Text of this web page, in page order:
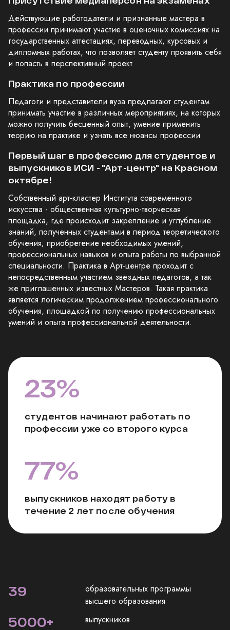
23%
студентов начинают работать по
профессии уже со второго курса
77%
выпускников находят работу в
течение 2 лет после обучения
Действующие работодатели и признанные мастера в
профессии принимают участие в оценочных комиссиях на
государственных аттестациях, переводных, курсовых и
дипломных работах, что позволяет студенту проявить себя
и попасть в перспективный проект
Практика по профессии
Педагоги и представители вуза предлагают студентам
принимать участие в различных мероприятиях, на которых
можно получить бесценный опыт, умение применить
теорию на практике и узнать все нюансы профессии
Первый шаг в профессию для студентов и
выпускников ИСИ - "Арт-центр" на Красном
октябре!
Собственный арт-кластер Института современного
искусства - общественная культурно-творческая
площадка, где происходит закрепление и углубление
знаний, полученных студентами в период теоретического
обучения; приобретение необходимых умений,
профессиональных навыков и опыта работы по выбранной
специальности. Практика в Арт-центре проходит с
непосредственным участием звездных педагогов, а так
же приглашенных известных Мастеров. Такая практика
является логическим продолжением профессионального
обучения, площадкой по получению профессиональных
умений и опыта профессиональной деятельности.
39
образовательных программы
высшего образования
5000+ выпускников